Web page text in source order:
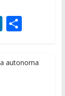
Li
e
C
di
autonoma